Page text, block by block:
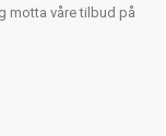
motta våre tilbud på